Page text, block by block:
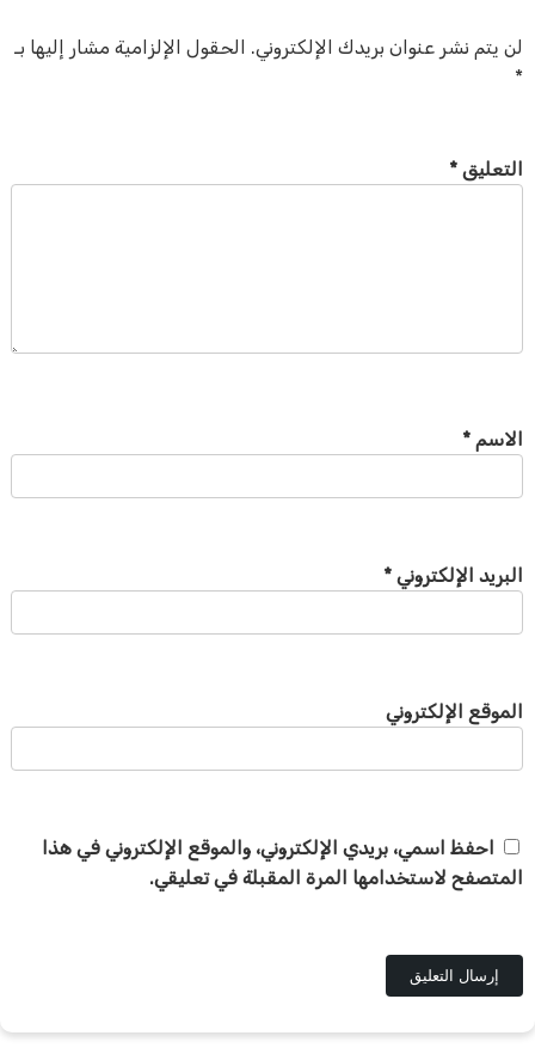
لن يتم نشر عنوان بريدك الإلكتروني. الحقول الإلزامية مشار إليها بـ
*
التعليق *
الاسم *
البريد الإلكتروني *
الموقع الإلكتروني
احفظ اسمي، بريدي الإلكتروني، والموقع الإلكتروني في هذا
المتصفح لاستخدامها المرة المقبلة في تعليقي.